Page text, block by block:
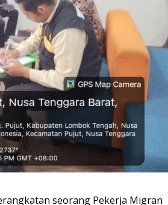
seorang Pekerja Migran